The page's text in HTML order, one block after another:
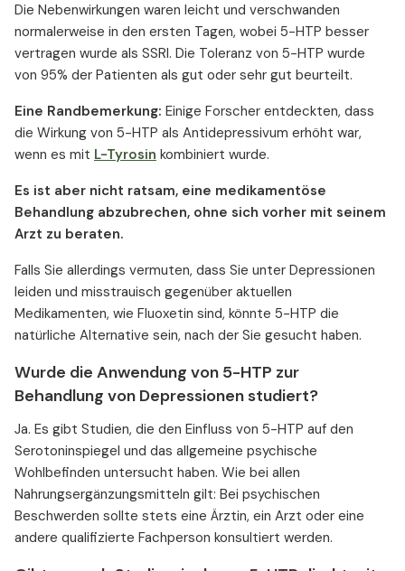
Die Nebenwirkungen waren leicht und verschwanden
normalerweise in den ersten Tagen, wobei 5-HTP besser
vertragen wurde als SSRI. Die Toleranz von 5-HTP wurde
von 95% der Patienten als gut oder sehr gut beurteilt.
Eine Randbemerkung: Einige Forscher entdeckten, dass
die Wirkung von 5-HTP als Antidepressivum erhöht war,
wenn es mit L-Tyrosin kombiniert wurde.
Es ist aber nicht ratsam, eine medikamentöse
Behandlung abzubrechen, ohne sich vorher mit seinem
Arzt zu beraten.
Falls Sie allerdings vermuten, dass Sie unter Depressionen
leiden und misstrauisch gegenüber aktuellen
Medikamenten, wie Fluoxetin sind, könnte 5-HTP die
natürliche Alternative sein, nach der Sie gesucht haben.
Wurde die Anwendung von 5-HTP zur
Behandlung von Depressionen studiert?
Ja. Es gibt Studien, die den Einfluss von 5-HTP auf den
Serotoninspiegel und das allgemeine psychische
Wohlbefinden untersucht haben. Wie bei allen
Nahrungsergänzungsmitteln gilt: Bei psychischen
Beschwerden sollte stets eine Ärztin, ein Arzt oder eine
andere qualifizierte Fachperson konsultiert werden.